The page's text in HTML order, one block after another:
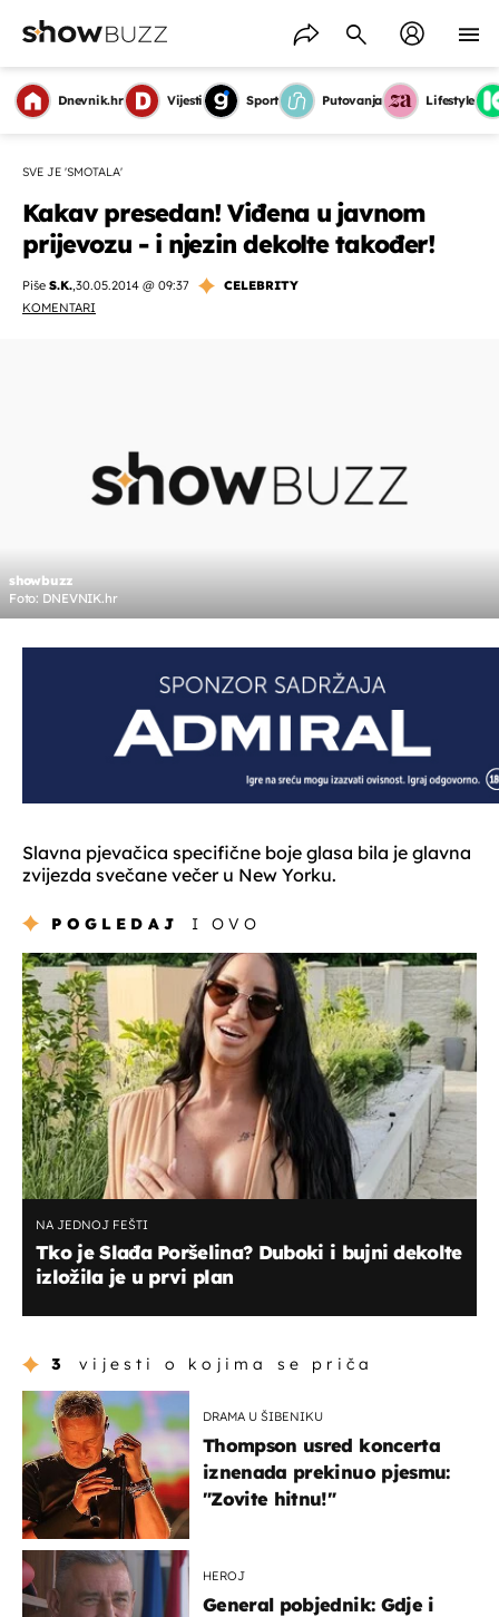
Dnevnik.hr Vijesti Sport Putovanja Lifestyle
SVE JE 'SMOTALA'
Kakav presedan! Viđena u javnom
prijevozu - i njezin dekolte također!
Piše S.K.,30.05.2014 @ 09:37
CELEBRITY
KOMENTARI
showbuzz
Foto: DNEVNIK.hr
Slavna pjevačica specifične boje glasa bila je glavna
zvijezda svečane večer u New Yorku.
POGLEDAJ I OVO
NA JEDNOJ FEŠTI
Tko je Slađa Poršelina? Duboki i bujni dekolte
izložila je u prvi plan
3 vijesti o kojima se priča
DRAMA U ŠIBENIKU
Thompson usred koncerta
iznenada prekinuo pjesmu:
"Zovite hitnu!"
HEROJ
General pobjednik: Gdje i